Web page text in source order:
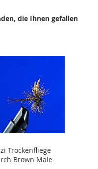
die Ihnen gefallen
Trockenfliege
Brown Male